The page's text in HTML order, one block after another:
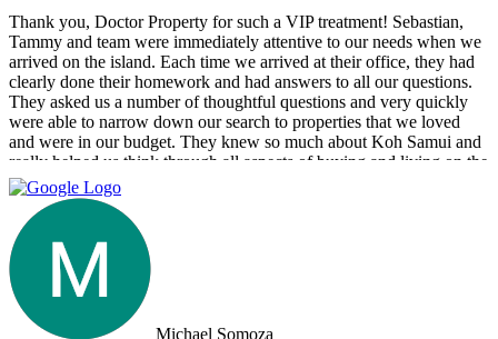
Thank you, Doctor Property for such a VIP treatment! Sebastian,
Tammy and team were immediately attentive to our needs when we
arrived on the island. Each time we arrived at their office, they had
clearly done their homework and had answers to all our questions.
They asked us a number of thoughtful questions and very quickly
were able to narrow down our search to properties that we loved
and were in our budget. They knew so much about Koh Samui and
really helped us think through all aspects of buying and living on the
island. They were tireless in their assistance and even picked us up
numerous times from our hotel to take us around to properties and
took us out to a beautiful lunch overlooking the island. If you are
looking for an intelligent, savvy, genuine set of people who truly
want to find the perfect house for you, I strongly suggest Doctor
Property. Note: the other two main agencies on the island we had
spoken to from the US and one of them totally blew us off when we
arrived on the island as they had other larger clients there at the time.
Michael Somoza